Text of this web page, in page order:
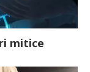
mitice